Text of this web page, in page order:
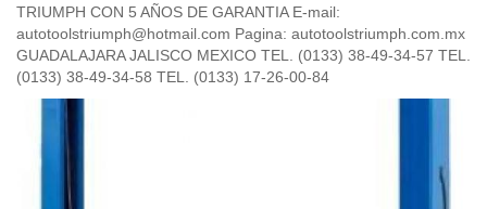
TRIUMPH CON 5 AÑOS DE GARANTIA E-mail:
autotoolstriumph@hotmail.com Pagina: autotoolstriumph.com.mx
GUADALAJARA JALISCO MEXICO TEL. (0133) 38-49-34-57 TEL.
(0133) 38-49-34-58 TEL. (0133) 17-26-00-84